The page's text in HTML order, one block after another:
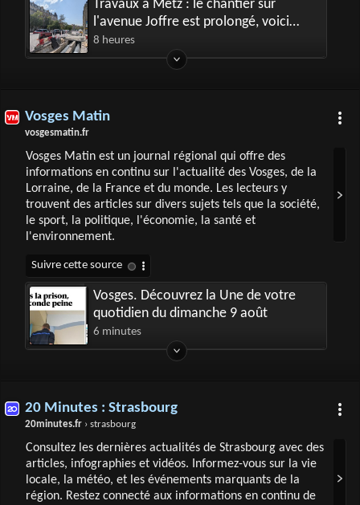
Travaux à Metz : le chantier sur
l'avenue Joffre est prolongé, voici
jusqu'à quand
8 heures
Vosges Matin
vosgesmatin.fr
Vosges Matin est un journal régional qui offre des
informations en continu sur l'actualité des Vosges, de la
Lorraine, de la France et du monde. Les lecteurs y
trouvent des articles sur divers sujets tels que la société,
le sport, la politique, l'économie, la santé et
l'environnement.
Vosges. Découvrez la Une de votre
quotidien du dimanche 9 août
6 minutes
20 Minutes : Strasbourg
20minutes.fr › strasbourg
Consultez les dernières actualités de Strasbourg avec des
articles, infographies et vidéos. Informez-vous sur la vie
locale, la météo, et les événements marquants de la
région. Restez connecté aux informations en continu de